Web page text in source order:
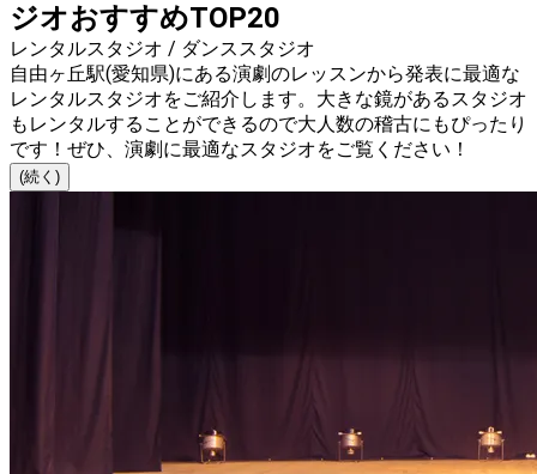
ジオおすすめTOP20
レンタルスタジオ / ダンススタジオ
自由ヶ丘駅(愛知県)にある演劇のレッスンから発表に最適な
レンタルスタジオをご紹介します。大きな鏡があるスタジオ
もレンタルすることができるので大人数の稽古にもぴったり
です！ぜひ、演劇に最適なスタジオをご覧ください！
(続く)